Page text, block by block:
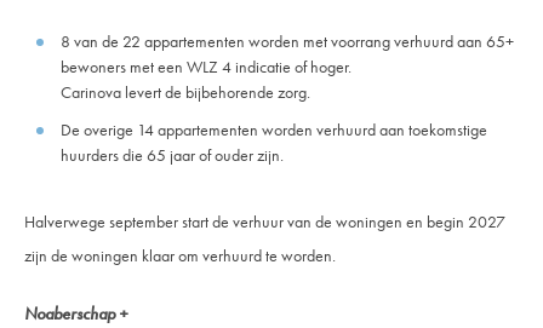
8 van de 22 appartementen worden met voorrang verhuurd aan 65+
bewoners met een WLZ 4 indicatie of hoger.
Carinova levert de bijbehorende zorg.
De overige 14 appartementen worden verhuurd aan toekomstige
huurders die 65 jaar of ouder zijn.
Halverwege september start de verhuur van de woningen en begin 2027
zijn de woningen klaar om verhuurd te worden.
Noaberschap +